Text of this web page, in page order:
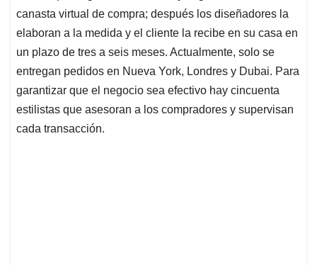
canasta virtual de compra; después los diseñadores la
elaboran a la medida y el cliente la recibe en su casa en
un plazo de tres a seis meses. Actualmente, solo se
entregan pedidos en Nueva York, Londres y Dubai. Para
garantizar que el negocio sea efectivo hay cincuenta
estilistas que asesoran a los compradores y supervisan
cada transacción.